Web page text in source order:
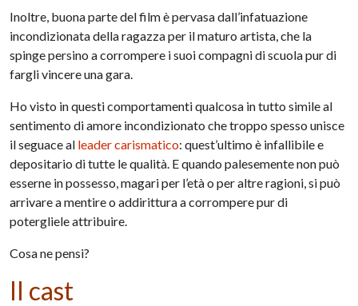
Inoltre, buona parte del film è pervasa dall’infatuazione
incondizionata della ragazza per il maturo artista, che la
spinge persino a corrompere i suoi compagni di scuola pur di
fargli vincere una gara.
Ho visto in questi comportamenti qualcosa in tutto simile al
sentimento di amore incondizionato che troppo spesso unisce
il seguace al leader carismatico: quest’ultimo è infallibile e
depositario di tutte le qualità. E quando palesemente non può
esserne in possesso, magari per l’età o per altre ragioni, si può
arrivare a mentire o addirittura a corrompere pur di
potergliele attribuire.
Cosa ne pensi?
Il cast